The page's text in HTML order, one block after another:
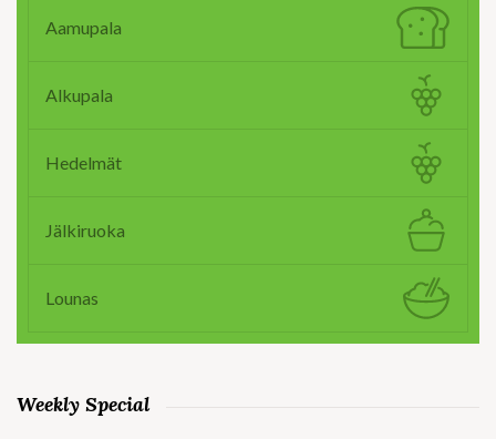
Aamupala
Alkupala
Hedelmät
Jälkiruoka
Lounas
Weekly Special